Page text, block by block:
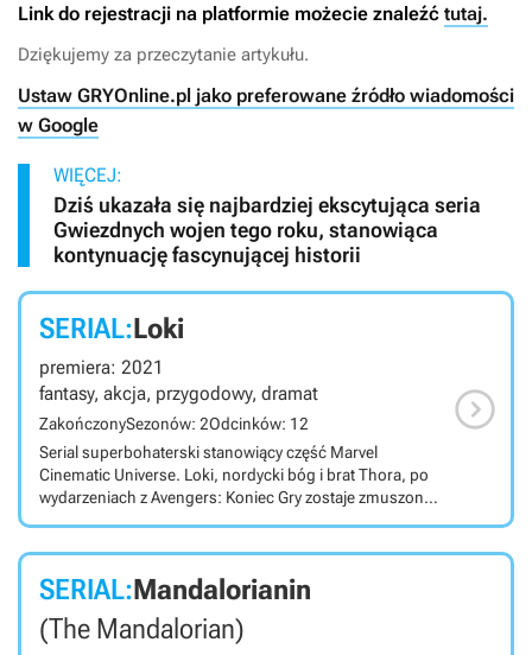
Link do rejestracji na platformie możecie znaleźć tutaj.
Dziękujemy za przeczytanie artykułu.
Ustaw GRYOnline.pl jako preferowane źródło wiadomości
w Google
WIĘCEJ:
Dziś ukazała się najbardziej ekscytująca seria
Gwiezdnych wojen tego roku, stanowiąca
kontynuację fascynującej historii
SERIAL:Loki
premiera: 2021
fantasy, akcja, przygodowy, dramat
ZakończonySezonów: 2Odcinków: 12
Serial superbohaterski stanowiący część Marvel
Cinematic Universe. Loki, nordycki bóg i brat Thora, po
wydarzeniach z Avengers: Koniec Gry zostaje zmuszony
głównym bohaterem jest tytułowy bóg nordycki znany z
ukazanych w Avengers: Koniec Gry, jedna z

SERIAL:Mandalorianin
(The Mandalorian)